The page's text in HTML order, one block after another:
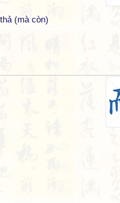
(mà còn)